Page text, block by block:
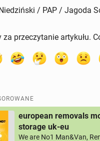
/ PAP / Jagoda
za przeczytanie artykułu.
european removals
storage uk-eu
We are No1 Man&Van,